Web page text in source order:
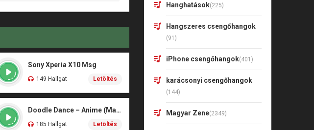
Sony Xperia X10 Msg
149 Hallgat Letöltés
Doodle Dance – Anime (Marimba)
185 Hallgat Letöltés
Hanghatások(225)
Hangszeres csengőhangok
(91)
iPhone csengőhangok(401)
karácsonyi csengőhangok
(144)
Magyar Zene(2349)